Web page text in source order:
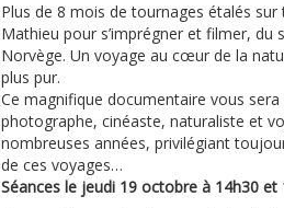
Plus de 8 mois de tournages étalés
Mathieu pour s’imprégner et filmer,
Norvège. Un voyage au cœur de la
plus pur.
Ce magnifique documentaire vous
photographe, cinéaste, naturaliste et
nombreuses années, privilégiant
de ces voyages…
Séances le jeudi 19 octobre à 14h30 et